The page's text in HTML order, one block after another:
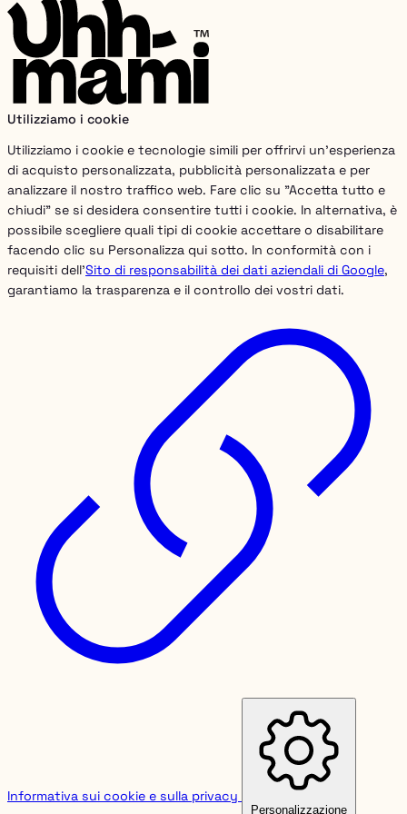
Utilizziamo i cookie
Utilizziamo i cookie e tecnologie simili per offrirvi un'esperienza
di acquisto personalizzata, pubblicità personalizzata e per
analizzare il nostro traffico web. Fare clic su "Accetta tutto e
chiudi" se si desidera consentire tutti i cookie. In alternativa, è
possibile scegliere quali tipi di cookie accettare o disabilitare
facendo clic su Personalizza qui sotto. In conformità con i
requisiti dell'Sito di responsabilità dei dati aziendali di Google,
garantiamo la trasparenza e il controllo dei vostri dati.
Informativa sui cookie e sulla privacy
Personalizzazione